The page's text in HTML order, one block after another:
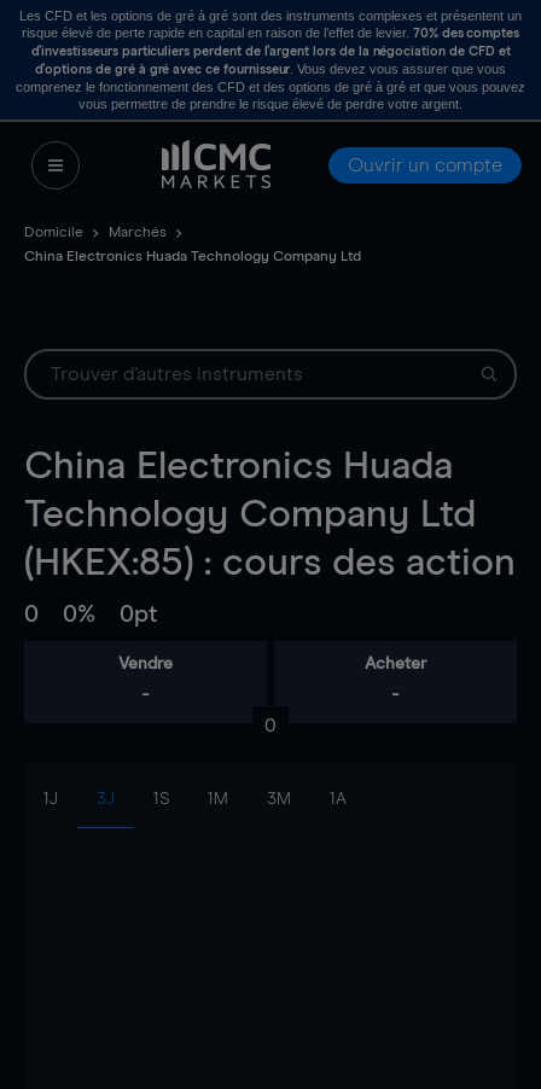
Les CFD et les options de gré à gré sont des instruments complexes et présentent un
risque élevé de perte rapide en capital en raison de l’effet de levier. 70% des comptes
d’investisseurs particuliers perdent de l’argent lors de la négociation de CFD et
d’options de gré à gré avec ce fournisseur . Vous devez vous assurer que vous
comprenez le fonctionnement des CFD et des options de gré à gré et que vous pouvez
vous permettre de prendre le risque élevé de perdre votre argent.
Ouvrir un compte
Domicile
Marchés
China Electronics Huada Technology Company Ltd
China Electronics Huada
Technology Company Ltd
(HKEX:85) : cours des action
0 0% 0pt
Vendre
-
Acheter
-
0
1J 3J 1S 1M 3M 1A